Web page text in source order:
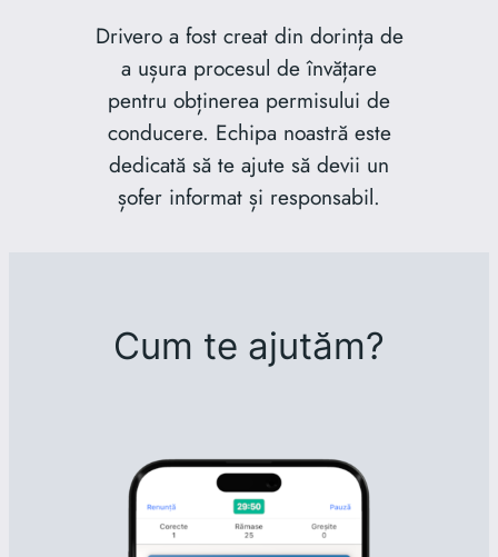
Drivero a fost creat din dorința de
a ușura procesul de învățare
pentru obținerea permisului de
conducere. Echipa noastră este
dedicată să te ajute să devii un
șofer informat și responsabil.
Cum te ajutăm?